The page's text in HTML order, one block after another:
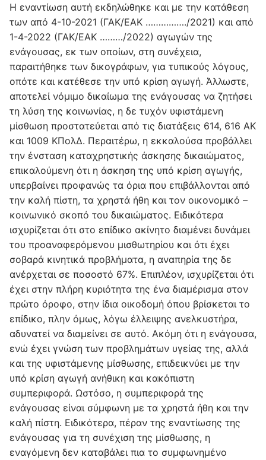
Η εναντίωση αυτή εκδηλώθηκε και με την κατάθεση
των από 4-10-2021 (ΓΑΚ/ΕΑΚ ……………./2021) και από
1-4-2022 (ΓΑΚ/ΕΑΚ ………/2022) αγωγών της
ενάγουσας, εκ των οποίων, στη συνέχεια,
παραιτήθηκε των δικογράφων, για τυπικούς λόγους,
οπότε και κατέθεσε την υπό κρίση αγωγή. Άλλωστε,
αποτελεί νόμιμο δικαίωμα της ενάγουσας να ζητήσει
τη λύση της κοινωνίας, η δε τυχόν υφιστάμενη
μίσθωση προστατεύεται από τις διατάξεις 614, 616 ΑΚ
και 1009 ΚΠολΔ. Περαιτέρω, η εκκαλούσα προβάλλει
την ένσταση καταχρηστικής άσκησης δικαιώματος,
επικαλούμενη ότι η άσκηση της υπό κρίση αγωγής,
υπερβαίνει προφανώς τα όρια που επιβάλλονται από
την καλή πίστη, τα χρηστά ήθη και τον οικονομικό –
κοινωνικό σκοπό του δικαιώματος. Ειδικότερα
ισχυρίζεται ότι στο επίδικο ακίνητο διαμένει δυνάμει
του προαναφερόμενου μισθωτηρίου και ότι έχει
σοβαρά κινητικά προβλήματα, η αναπηρία της δε
ανέρχεται σε ποσοστό 67%. Επιπλέον, ισχυρίζεται ότι
έχει στην πλήρη κυριότητα της ένα διαμέρισμα στον
πρώτο όροφο, στην ίδια οικοδομή όπου βρίσκεται το
επίδικο, πλην όμως, λόγω έλλειψης ανελκυστήρα,
αδυνατεί να διαμείνει σε αυτό. Ακόμη ότι η ενάγουσα,
ενώ έχει γνώση των προβλημάτων υγείας της, αλλά
και της υφιστάμενης μίσθωσης, επιδεικνύει με την
υπό κρίση αγωγή ανήθικη και κακόπιστη
συμπεριφορά. Ωστόσο, η συμπεριφορά της
ενάγουσας είναι σύμφωνη με τα χρηστά ήθη και την
καλή πίστη. Ειδικότερα, πέραν της εναντίωσης της
ενάγουσας για τη συνέχιση της μίσθωσης, η
εναγόμενη δεν καταβάλει πια το συμφωνημένο